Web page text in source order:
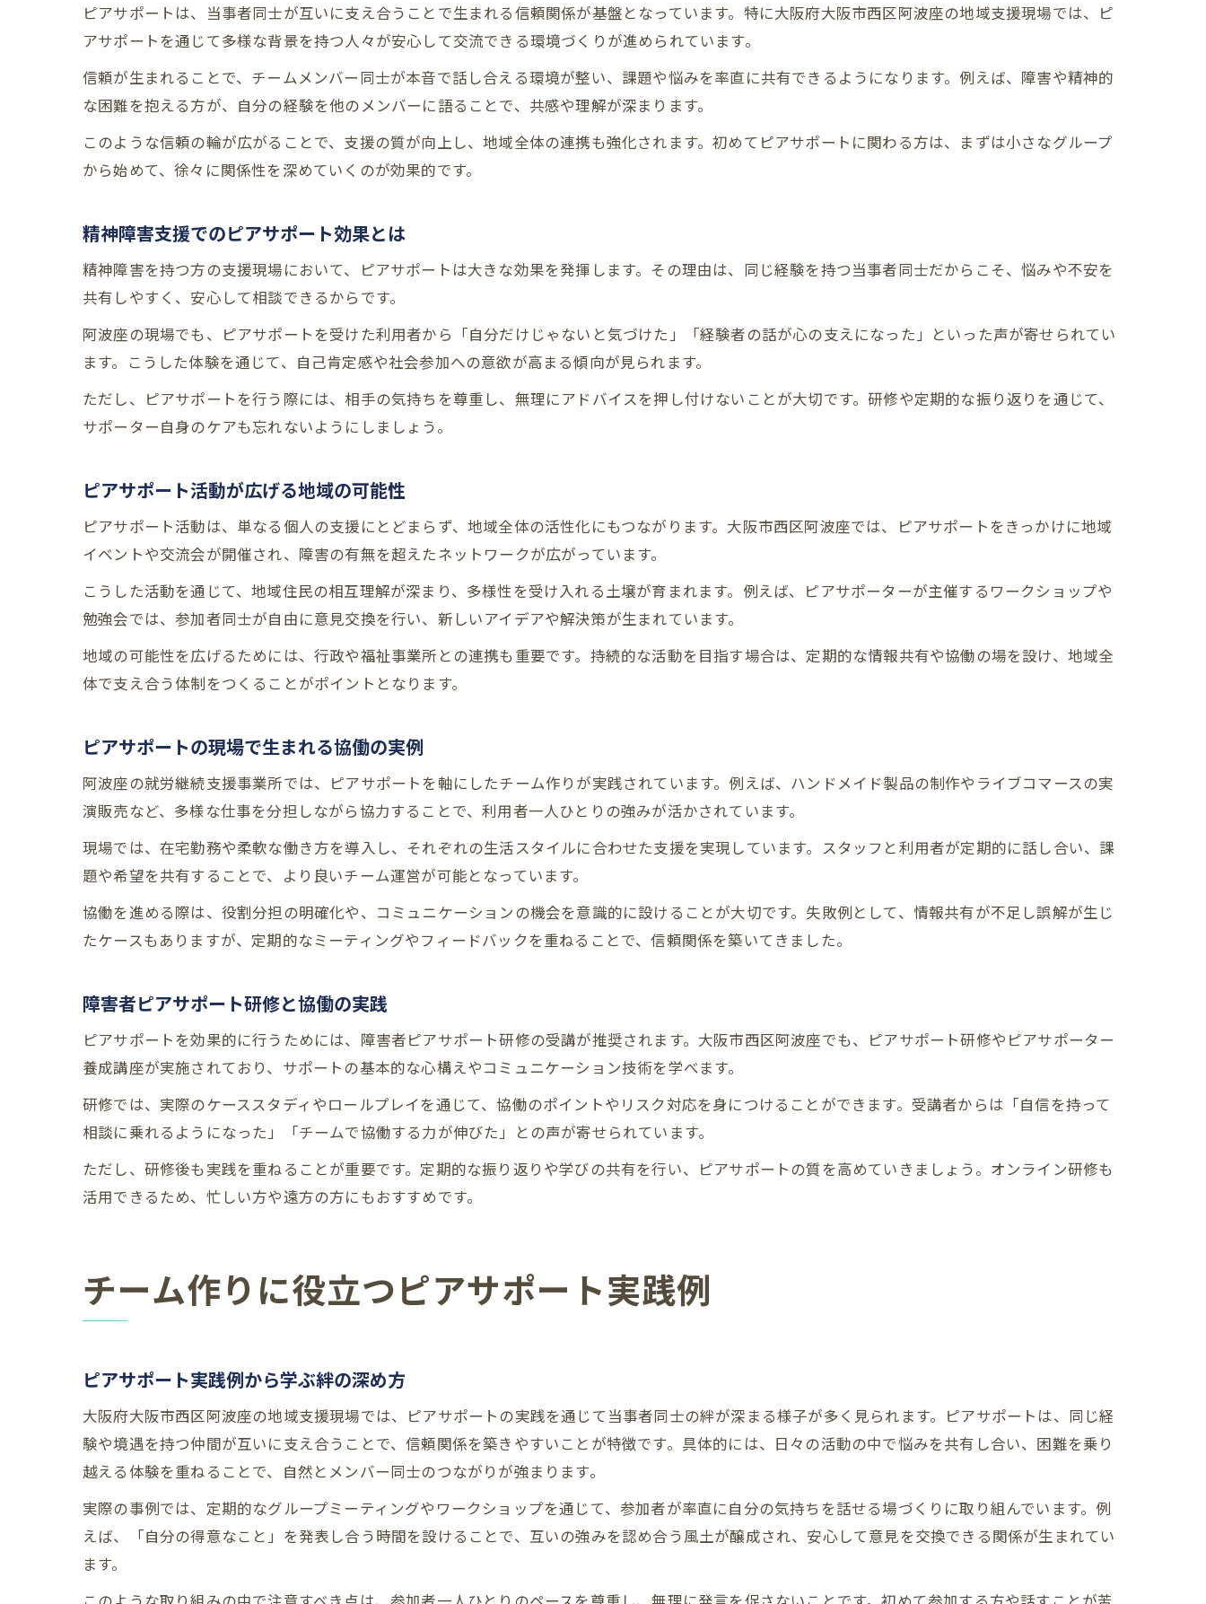
ピアサポーター養成講座と実践の現場
大阪市で広がるピアサポートの輪に学ぶ
ピアサポート大阪の最新動向を探る
大阪のピアサポート研修が生む変化
2025年障害者ピアサポート研修の展望
ピアサポートを活用した場づくりの工夫
交流を広げるピアサポート活動の秘訣
チーム作りで役立つピアサポート実践術
ピアサポート研修と居場所づくりの関係
ピアサポート研修とは何か基礎から学ぶ
ピアサポート活動の意義と参加までの流れ
初めてのピアサポートに役立つ知識
ピアサポート研修で得る成長のヒント
ピアサポート研修がもたらす自己成長
オンライン研修で広げる学びの機会
ピアサポートは、当事者同士が互いに支え合うことで生まれる信頼関係が基盤となっています。特に大阪府大阪市西区阿波座の地域支援現場では、ピ
アサポートを通じて多様な背景を持つ人々が安心して交流できる環境づくりが進められています。
信頼が生まれることで、チームメンバー同士が本音で話し合える環境が整い、課題や悩みを率直に共有できるようになります。例えば、障害や精神的
な困難を抱える方が、自分の経験を他のメンバーに語ることで、共感や理解が深まります。
このような信頼の輪が広がることで、支援の質が向上し、地域全体の連携も強化されます。初めてピアサポートに関わる方は、まずは小さなグループ
から始めて、徐々に関係性を深めていくのが効果的です。
精神障害支援でのピアサポート効果とは
精神障害を持つ方の支援現場において、ピアサポートは大きな効果を発揮します。その理由は、同じ経験を持つ当事者同士だからこそ、悩みや不安を
共有しやすく、安心して相談できるからです。
阿波座の現場でも、ピアサポートを受けた利用者から「自分だけじゃないと気づけた」「経験者の話が心の支えになった」といった声が寄せられてい
ます。こうした体験を通じて、自己肯定感や社会参加への意欲が高まる傾向が見られます。
ただし、ピアサポートを行う際には、相手の気持ちを尊重し、無理にアドバイスを押し付けないことが大切です。研修や定期的な振り返りを通じて、
サポーター自身のケアも忘れないようにしましょう。
ピアサポート活動が広げる地域の可能性
ピアサポート活動は、単なる個人の支援にとどまらず、地域全体の活性化にもつながります。大阪市西区阿波座では、ピアサポートをきっかけに地域
イベントや交流会が開催され、障害の有無を超えたネットワークが広がっています。
こうした活動を通じて、地域住民の相互理解が深まり、多様性を受け入れる土壌が育まれます。例えば、ピアサポーターが主催するワークショップや
勉強会では、参加者同士が自由に意見交換を行い、新しいアイデアや解決策が生まれています。
地域の可能性を広げるためには、行政や福祉事業所との連携も重要です。持続的な活動を目指す場合は、定期的な情報共有や協働の場を設け、地域全
体で支え合う体制をつくることがポイントとなります。
ピアサポートの現場で生まれる協働の実例
阿波座の就労継続支援事業所では、ピアサポートを軸にしたチーム作りが実践されています。例えば、ハンドメイド製品の制作やライブコマースの実
演販売など、多様な仕事を分担しながら協力することで、利用者一人ひとりの強みが活かされています。
現場では、在宅勤務や柔軟な働き方を導入し、それぞれの生活スタイルに合わせた支援を実現しています。スタッフと利用者が定期的に話し合い、課
題や希望を共有することで、より良いチーム運営が可能となっています。
協働を進める際は、役割分担の明確化や、コミュニケーションの機会を意識的に設けることが大切です。失敗例として、情報共有が不足し誤解が生じ
たケースもありますが、定期的なミーティングやフィードバックを重ねることで、信頼関係を築いてきました。
障害者ピアサポート研修と協働の実践
ピアサポートを効果的に行うためには、障害者ピアサポート研修の受講が推奨されます。大阪市西区阿波座でも、ピアサポート研修やピアサポーター
養成講座が実施されており、サポートの基本的な心構えやコミュニケーション技術を学べます。
研修では、実際のケーススタディやロールプレイを通じて、協働のポイントやリスク対応を身につけることができます。受講者からは「自信を持って
相談に乗れるようになった」「チームで協働する力が伸びた」との声が寄せられています。
ただし、研修後も実践を重ねることが重要です。定期的な振り返りや学びの共有を行い、ピアサポートの質を高めていきましょう。オンライン研修も
活用できるため、忙しい方や遠方の方にもおすすめです。
チーム作りに役立つピアサポート実践例
ピアサポート実践例から学ぶ絆の深め方
大阪府大阪市西区阿波座の地域支援現場では、ピアサポートの実践を通じて当事者同士の絆が深まる様子が多く見られます。ピアサポートは、同じ経
験や境遇を持つ仲間が互いに支え合うことで、信頼関係を築きやすいことが特徴です。具体的には、日々の活動の中で悩みを共有し合い、困難を乗り
越える体験を重ねることで、自然とメンバー同士のつながりが強まります。
実際の事例では、定期的なグループミーティングやワークショップを通じて、参加者が率直に自分の気持ちを話せる場づくりに取り組んでいます。例
えば、「自分の得意なこと」を発表し合う時間を設けることで、互いの強みを認め合う風土が醸成され、安心して意見を交換できる関係が生まれてい
ます。